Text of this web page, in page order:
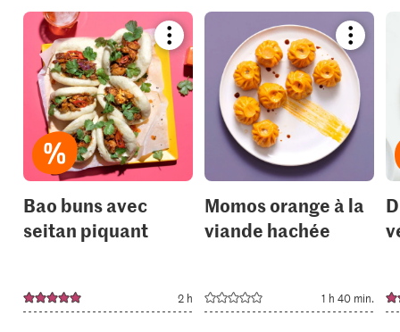
Bookmark
recipe
or
add
it
to
your
collections.
Bao buns avec
seitan piquant
2 h
recipe
or
add
to
your
Momos orange à la
viande hachée
1 h 40 min.